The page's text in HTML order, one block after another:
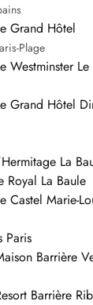
Grand Hôtel
Plage
Westminster Le
Grand Hôtel
La
Royal La Baule
Castel Marie-
Paris
Barrière
Barrière